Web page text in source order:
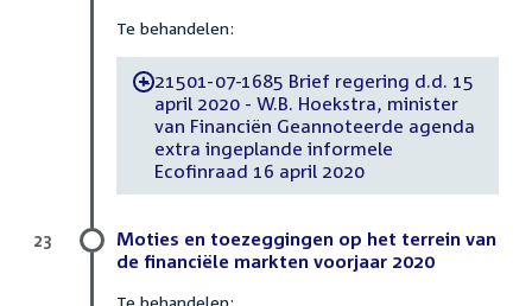
Te behandelen:
-21501-07-1685 Brief regering d.d. 15
april 2020 - W.B. Hoekstra, minister
van Financiën Geannoteerde agenda
extra ingeplande informele
Ecofinraad 16 april 2020
Moties en toezeggingen op het terrein van
de financiële markten voorjaar 2020
Te behandelen:
23